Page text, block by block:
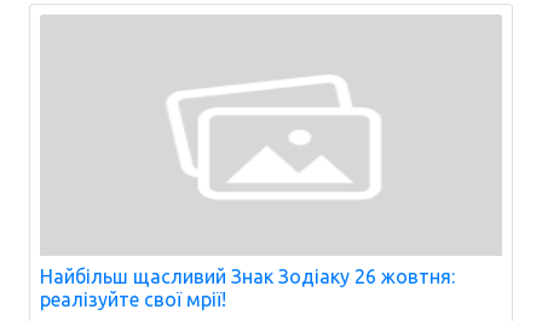
Найбільш щасливий Знак Зодіаку 26 жовтня:
реалізуйте свої мрії!